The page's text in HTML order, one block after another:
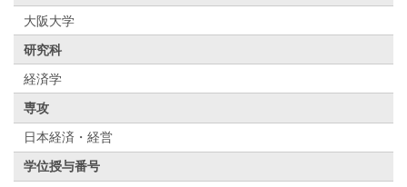
大阪大学
研究科
経済学
専攻
日本経済・経営
学位授与番号